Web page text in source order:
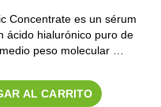
Concentrate es un sérum
ácido hialurónico puro de
peso molecular …
AL CARRITO